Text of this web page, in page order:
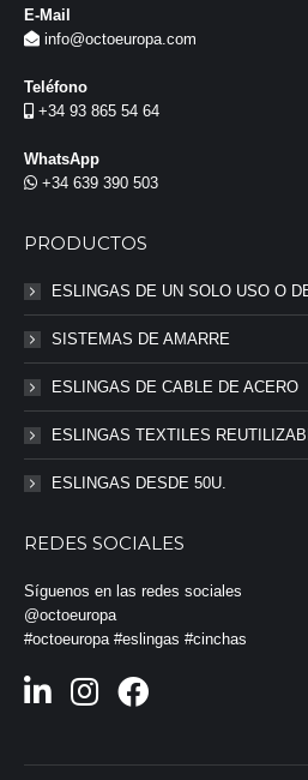
E-Mail
info@octoeuropa.com
Teléfono
+34 93 865 54 64
WhatsApp
+34 639 390 503
PRODUCTOS
ESLINGAS DE UN SOLO USO O
SISTEMAS DE AMARRE
ESLINGAS DE CABLE DE ACERO
ESLINGAS TEXTILES
ESLINGAS DESDE 50U.
REDES SOCIALES
Síguenos en las redes sociales
@octoeuropa
#octoeuropa #eslingas #cinchas